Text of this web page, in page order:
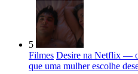
5
Filmes Desire na Netflix —
que uma mulher escolhe